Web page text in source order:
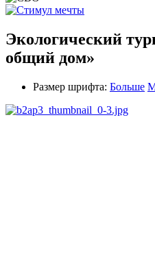
Экологический
общий дом»
Размер шрифта: Больше